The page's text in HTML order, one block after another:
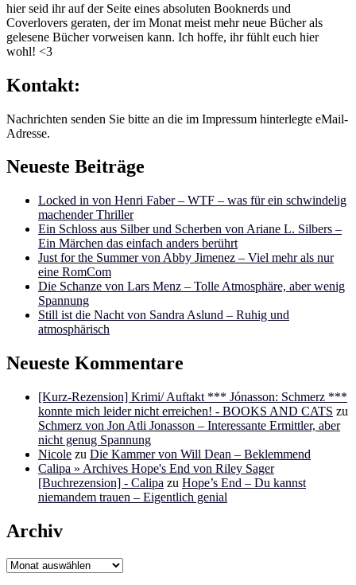
hier seid ihr auf der Seite eines absoluten Booknerds und
Coverlovers geraten, der im Monat meist mehr neue Bücher als
gelesene Bücher vorweisen kann. Ich hoffe, ihr fühlt euch hier
wohl! <3
Kontakt:
Nachrichten senden Sie bitte an die im Impressum hinterlegte eMail-
Adresse.
Neueste Beiträge
Locked in von Henri Faber – WTF – was für ein schwindelig
machender Thriller
Ein Schloss aus Silber und Scherben von Ariane L. Silbers –
Ein Märchen das einfach anders berührt
Just for the Summer von Abby Jimenez – Viel mehr als nur
eine RomCom
Die Schanze von Lars Menz – Tolle Atmosphäre, aber wenig
Spannung
Still ist die Nacht von Sandra Aslund – Ruhig und
atmosphärisch
Neueste Kommentare
[Kurz-Rezension] Krimi/ Auftakt *** Jónasson: Schmerz ***
konnte mich leider nicht erreichen! - BOOKS AND CATS zu
Schmerz von Jon Atli Jonasson – Interessante Ermittler, aber
nicht genug Spannung
Nicole zu Die Kammer von Will Dean – Beklemmend
Calipa » Archives Hope's End von Riley Sager
[Buchrezension] - Calipa zu Hope’s End – Du kannst
niemandem trauen – Eigentlich genial
Archiv
Archiv